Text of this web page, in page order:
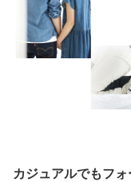
カジュアルでもフ